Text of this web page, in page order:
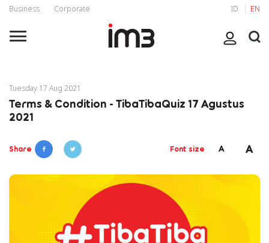
Business Corporate ID EN
Tuesday 17 Aug 2021
Terms & Condition - TibaTibaQuiz 17 Agustus
2021
Share Font size A A